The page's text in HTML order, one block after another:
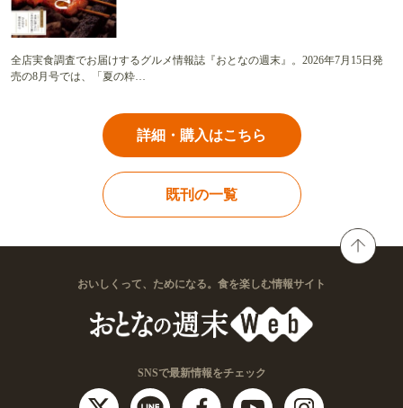
全店実食調査でお届けするグルメ情報誌『おとなの週末』。2026年7月15日発
売の8月号では、「夏の粋…
詳細・購入はこちら
既刊の一覧
おいしくって、ためになる。食を楽しむ情報サイト
SNSで最新情報をチェック